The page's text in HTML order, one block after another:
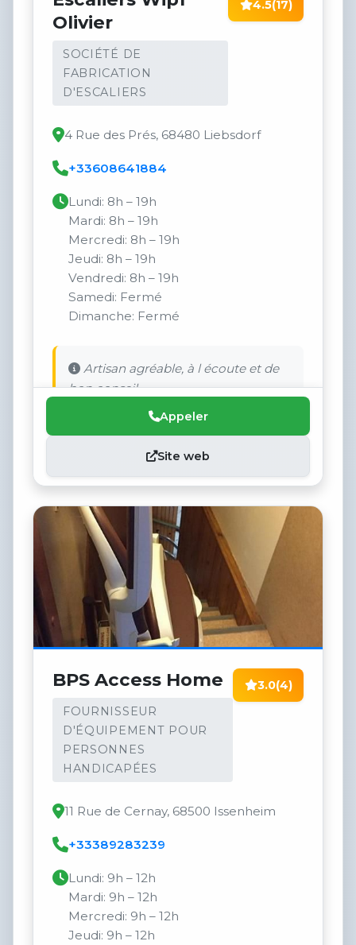
Olivier
SOCIÉTÉ DE
FABRICATION
D'ESCALIERS
4.5(17)
4 Rue des Prés, 68480 Liebsdorf
+33608641884
Lundi: 8h – 19h
Mardi: 8h – 19h
Mercredi: 8h – 19h
Jeudi: 8h – 19h
Vendredi: 8h – 19h
Samedi: Fermé
Dimanche: Fermé
Artisan agréable, à l écoute et de
bon conseil.
Appeler
Site web
BPS Access Home
FOURNISSEUR
D'ÉQUIPEMENT POUR
PERSONNES
HANDICAPÉES
3.0(4)
11 Rue de Cernay, 68500 Issenheim
+33389283239
Lundi: 9h – 12h
Mardi: 9h – 12h
Mercredi: 9h – 12h
Jeudi: 9h – 12h